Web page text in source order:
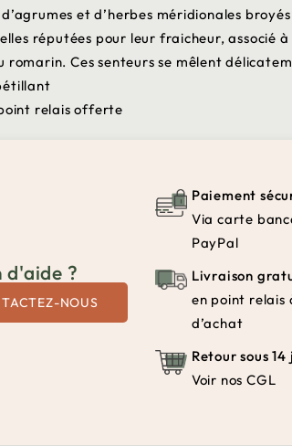
et d’herbes méridionales
réputées pour leur fraicheur, associé
romarin. Ces senteurs se mêlent
relais offerte
d'aide ?
NOUS
Paiement
Via carte
PayPal
Livraison
en point
d’achat
Retour sous 14
Voir nos CGL